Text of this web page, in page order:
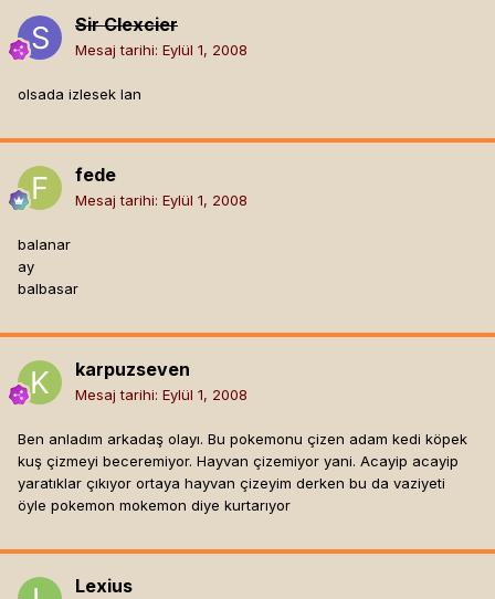
Sir Clexcier
Mesaj tarihi: Eylül 1, 2008
olsada izlesek lan
fede
Mesaj tarihi: Eylül 1, 2008
balanar
ay
balbasar
karpuzseven
Mesaj tarihi: Eylül 1, 2008
Ben anladım arkadaş olayı. Bu pokemonu çizen adam kedi köpek
kuş çizmeyi beceremiyor. Hayvan çizemiyor yani. Acayip acayip
yaratıklar çıkıyor ortaya hayvan çizeyim derken bu da vaziyeti
öyle pokemon mokemon diye kurtarıyor
Lexius